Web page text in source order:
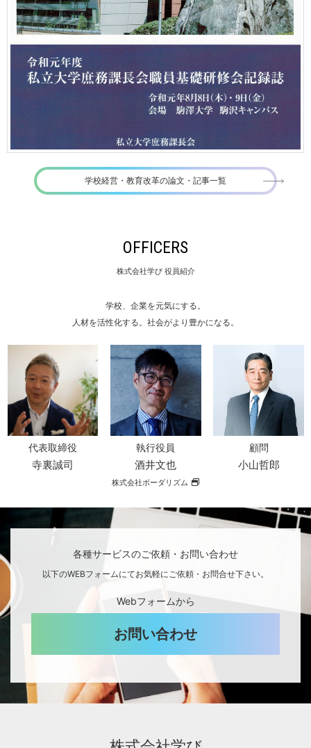
学校経営・教育改革の論文・記事一覧
OFFICERS
株式会社学び 役員紹介
学校、企業を元気にする。
人材を活性化する。社会がより豊かになる。
代表取締役
寺裏誠司
執行役員
酒井文也
株式会社ボーダリズム
顧問
小山哲郎
各種サービスのご依頼・お問い合わせ
以下のWEBフォームにてお気軽にご依頼・お問合せ下さい。
Webフォームから
お問い合わせ